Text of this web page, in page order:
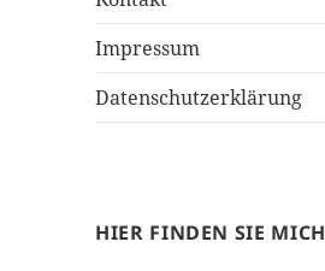
Impressum
Datenschutzerklärung
HIER FINDEN SIE MICH